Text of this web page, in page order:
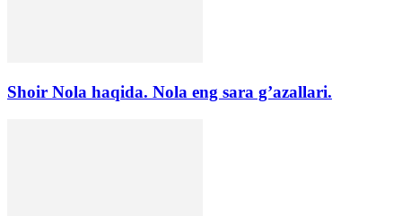
Shoir Nola haqida. Nola eng sara g’azallari.